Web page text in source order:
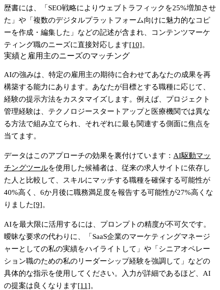
歴書には、「SEO戦略によりウェブトラフィックを25%増加させ
た」や「複数のデジタルプラットフォーム向けに魅力的なコピ
ーを作成・編集した」などの記述が含まれ、コンテンツマーケ
ティング職のニーズに直接対応します[10]。
実績と雇用主のニーズのマッチング
AIの強みは、特定の雇用主の期待に合わせてあなたの成果を再
構築する能力にあります。あなたが目標とする職種に応じて、
経験の提示方法をカスタマイズします。例えば、プロジェクト
管理経験は、テクノロジースタートアップと医療機関では異な
る方法で組み立てられ、それぞれに最も関連する側面に焦点を
当てます。
データはこのアプローチの効果を裏付けています： AI駆動マッ
チングツールを使用した候補者は、従来の求人サイトに依存し
た人と比較して、スキルにマッチする職種を確保する可能性が
40%高く、6か月後に職務満足度を報告する可能性が27%高くな
りました[9]。
AIを最大限に活用するには、プロンプトの精度が不可欠です。
曖昧な要求の代わりに、「SaaS企業のマーケティングマネージ
ャーとしての私の実績をハイライトして」や「シニアオペレー
ション職のための私のリーダーシップ経験を強調して」などの
具体的な指示を使用してください。入力が詳細であるほど、AI
の提案は良くなります[11]。